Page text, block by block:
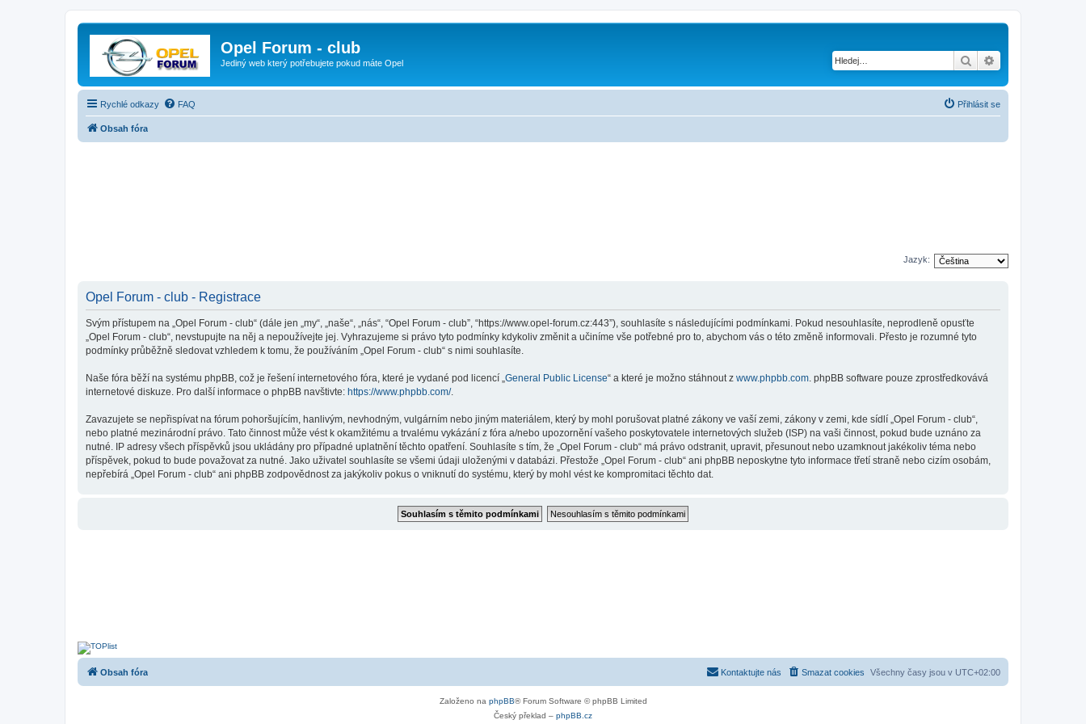
Opel Forum - club
Jediný web který potřebujete pokud máte Opel Hledat
Rychlé odkazy FAQ Přihlásit se
Obsah fóra
Jazyk:
Opel Forum - club - Registrace
Svým přístupem na „Opel Forum - club“ (dále jen „my“, „naše“, „nás“, “Opel Forum - club”, “https://www.opel-forum.cz:443”), souhlasíte s následujícími podmínkami. Pokud nesouhlasíte, neprodleně opusťte
„Opel Forum - club“, nevstupujte na něj a nepoužívejte jej. Vyhrazujeme si právo tyto podmínky kdykoliv změnit a učiníme vše potřebné pro to, abychom vás o této změně informovali. Přesto je rozumné tyto
podmínky průběžně sledovat vzhledem k tomu, že používáním „Opel Forum - club“ s nimi souhlasíte.
Naše fóra běží na systému phpBB, což je řešení internetového fóra, které je vydané pod licencí „General Public License“ a které je možno stáhnout z www.phpbb.com. phpBB software pouze zprostředkovává
internetové diskuze. Pro další informace o phpBB navštivte: https://www.phpbb.com/.
Zavazujete se nepřispívat na fórum pohoršujícím, hanlivým, nevhodným, vulgárním nebo jiným materiálem, který by mohl porušovat platné zákony ve vaší zemi, zákony v zemi, kde sídlí „Opel Forum - club“,
nebo platné mezinárodní právo. Tato činnost může vést k okamžitému a trvalému vykázání z fóra a/nebo upozornění vašeho poskytovatele internetových služeb (ISP) na vaši činnost, pokud bude uznáno za
nutné. IP adresy všech příspěvků jsou ukládány pro případné uplatnění těchto opatření. Souhlasíte s tím, že „Opel Forum - club“ má právo odstranit, upravit, přesunout nebo uzamknout jakékoliv téma nebo
příspěvek, pokud to bude považovat za nutné. Jako uživatel souhlasíte se všemi údaji uloženými v databázi. Přestože „Opel Forum - club“ ani phpBB neposkytne tyto informace třetí straně nebo cizím osobám,
nepřebírá „Opel Forum - club“ ani phpBB zodpovědnost za jakýkoliv pokus o vniknutí do systému, který by mohl vést ke kompromitaci těchto dat.
Obsah fóra Všechny časy jsou v UTC+02:00
Smazat cookies
Kontaktujte nás
Založeno na phpBB® Forum Software © phpBB Limited
Český překlad – phpBB.cz